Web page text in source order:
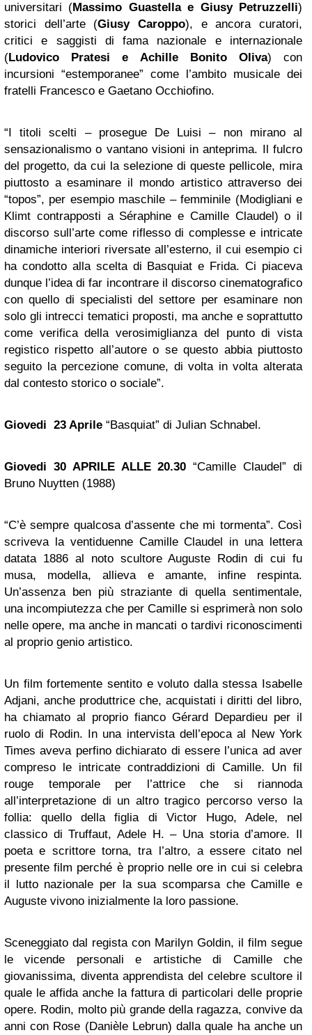
universitari (Massimo Guastella e Giusy Petruzzelli)
storici dell’arte (Giusy Caroppo), e ancora curatori,
critici e saggisti di fama nazionale e internazionale
(Ludovico Pratesi e Achille Bonito Oliva) con
incursioni “estemporanee” come l’ambito musicale dei
fratelli Francesco e Gaetano Occhiofino.
“I titoli scelti – prosegue De Luisi – non mirano al
sensazionalismo o vantano visioni in anteprima. Il fulcro
del progetto, da cui la selezione di queste pellicole, mira
piuttosto a esaminare il mondo artistico attraverso dei
“topos”, per esempio maschile – femminile (Modigliani e
Klimt contrapposti a Séraphine e Camille Claudel) o il
discorso sull’arte come riflesso di complesse e intricate
dinamiche interiori riversate all’esterno, il cui esempio ci
ha condotto alla scelta di Basquiat e Frida. Ci piaceva
dunque l’idea di far incontrare il discorso cinematografico
con quello di specialisti del settore per esaminare non
solo gli intrecci tematici proposti, ma anche e soprattutto
come verifica della verosimiglianza del punto di vista
registico rispetto all’autore o se questo abbia piuttosto
seguito la percezione comune, di volta in volta alterata
dal contesto storico o sociale”.
Giovedi 23 Aprile “Basquiat” di Julian Schnabel.
Giovedi 30 APRILE ALLE 20.30“Camille Claudel” di
Bruno Nuytten (1988)
“C’è sempre qualcosa d’assente che mi tormenta”. Così
scriveva la ventiduenne Camille Claudel in una lettera
datata 1886 al noto scultore Auguste Rodin di cui fu
musa, modella, allieva e amante, infine respinta.
Un’assenza ben più straziante di quella sentimentale,
una incompiutezza che per Camille si esprimerà non solo
nelle opere, ma anche in mancati o tardivi riconoscimenti
al proprio genio artistico.
Un film fortemente sentito e voluto dalla stessa Isabelle
Adjani, anche produttrice che, acquistati i diritti del libro,
ha chiamato al proprio fianco Gérard Depardieu per il
ruolo di Rodin. In una intervista dell’epoca al New York
Times aveva perfino dichiarato di essere l’unica ad aver
compreso le intricate contraddizioni di Camille. Un fil
rouge temporale per l’attrice che si riannoda
all’interpretazione di un altro tragico percorso verso la
follia: quello della figlia di Victor Hugo, Adele, nel
classico di Truffaut, Adele H. – Una storia d’amore. Il
poeta e scrittore torna, tra l’altro, a essere citato nel
presente film perché è proprio nelle ore in cui si celebra
il lutto nazionale per la sua scomparsa che Camille e
Auguste vivono inizialmente la loro passione.
Sceneggiato dal regista con Marilyn Goldin, il film segue
le vicende personali e artistiche di Camille che
giovanissima, diventa apprendista del celebre scultore il
quale le affida anche la fattura di particolari delle proprie
opere. Rodin, molto più grande della ragazza, convive da
anni con Rose (Danièle Lebrun) dalla quale ha anche un